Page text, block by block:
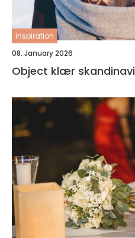
inspiration
08. January 2026
Object klær